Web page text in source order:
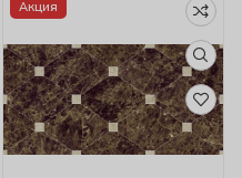
Акция